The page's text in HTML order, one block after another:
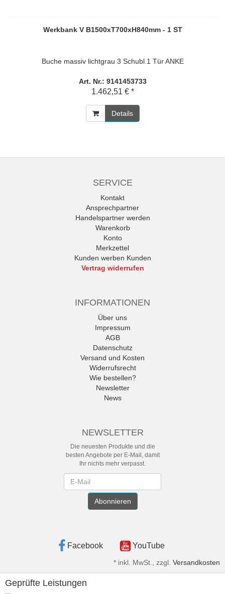
Werkbank V B1500xT700xH840mm - 1 ST
Buche massiv lichtgrau 3 Schubl.1 Tür ANKE
Art. Nr.: 9141453733
1.462,51 € *
Details
SERVICE
Kontakt
Ansprechpartner
Handelspartner werden
Warenkorb
Konto
Merkzettel
Kunden werben Kunden
Vertrag widerrufen
INFORMATIONEN
Über uns
Impressum
AGB
Datenschutz
Versand und Kosten
Widerrufsrecht
Wie bestellen?
Newsletter
News
NEWSLETTER
Die neuesten Produkte und die
besten Angebote per E-Mail, damit
Ihr nichts mehr verpasst.
Abonnieren
Facebook YouTube
* inkl. MwSt., zzgl. Versandkosten
Geprüfte Leistungen